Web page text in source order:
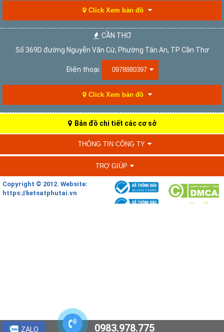
Click Xem bản đồ
CẦN THƠ
Số 369D đường Nguyễn Văn Cừ, Phường Tân An, TP Cần Thơ
Điện thoại: 0978880397
Click Xem bản đồ
Bản đồ chi tiết các cơ sở
THÔNG TIN CÔNG TY
TRỢ GIÚP
Copyright © 2012. Website:
https://ketsatphutai.vn
ZALO 0983.978.775